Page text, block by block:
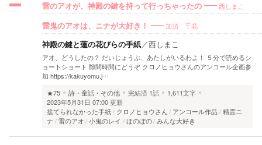
雷のアオが、神殿の鍵を持って行っちゃったの 西しまこ
雷鬼のアオは、ニナが大好き！ 加須 千花
神殿の鍵と蓮の花びらの手紙／西しまこ
アオ、どうしたの？ だいじょうぶ、あたしがいるわよ！ ５分で読めるシ
ョートショート 隙間時間にどうぞ クロノヒョウさんのアンコール企画参
加 https://kakuyomu.j…
★75
詩・童話・その他 完結済 1話
1,611文字
2023年5月31日 07:00 更新
捨てられなかった手紙
クロノヒョウさん アンコール作品 精霊ニ
ナ
雷のアオ 小鬼のレイ ほのぼの みんな大好き